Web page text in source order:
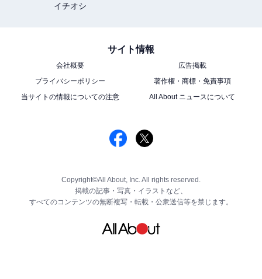
イチオシ
サイト情報
会社概要
広告掲載
プライバシーポリシー
著作権・商標・免責事項
当サイトの情報についての注意
All About ニュースについて
Copyright©All About, Inc. All rights reserved.
掲載の記事・写真・イラストなど、
すべてのコンテンツの無断複写・転載・公衆送信等を禁じます。